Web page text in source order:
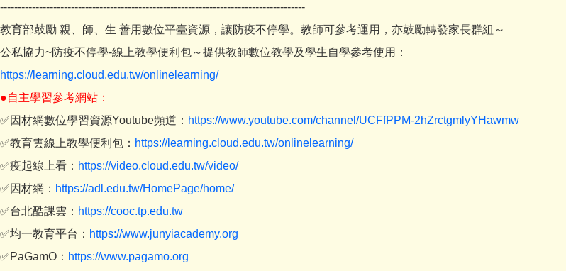
--------------------------------------------------------------------------------------
教育部鼓勵 親、師、生 善用數位平臺資源，讓防疫不停學。教師可參考運用，亦鼓勵轉發家長群組～
公私協力~防疫不停學-線上教學便利包～提供教師數位教學及學生自學參考使用：
https://learning.cloud.edu.tw/onlinelearning/
●自主學習參考網站：
✅因材網數位學習資源Youtube頻道： https://www.youtube.com/channel/UCFfPPM-2hZrctgmlyYHawmw
✅教育雲線上教學便利包： https://learning.cloud.edu.tw/onlinelearning/
✅疫起線上看： https://video.cloud.edu.tw/video/
✅因材網： https://adl.edu.tw/HomePage/home/
✅台北酷課雲： https://cooc.tp.edu.tw
✅均一教育平台： https://www.junyiacademy.org
✅PaGamO： https://www.pagamo.org